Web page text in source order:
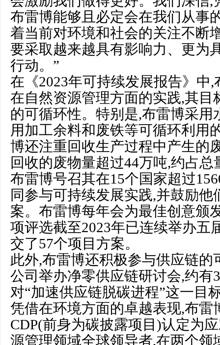
布雷博能够且必定会在我们从事
着当前对环境和社会的关注不断
要采取越来越具有影响力、更为
行动。”
在《2023年可持续发展报告》中
在自然资源管理方面的实践,其目
的可循环性。特别是,布雷博采用
用加工余料和废铁等可循环利用
博还注重回收生产过程中产生的
回收的废物量超过44万吨,约占总
布雷博号召其在15个国家超过
同参与可持续发展实践,并鼓励他
案。布雷博每年会为最佳创意颁
项评选截至2023年已连续举办五
交了57个项目方案。
此外,布雷博还积极参与供应链的
公司举办净零供应链研讨会,约有
对“加速供应链脱碳进程”这一目
凭借在环境方面的卓越表现,布雷
CDP(前身为碳披露项目)认定为
源管理领域全球领导者,在两个领